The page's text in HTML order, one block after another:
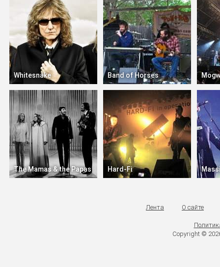
Whitesnake Band of Horses
The Mamas & the Papas Hard‐Fi
Лента О сайте
Copyright ©